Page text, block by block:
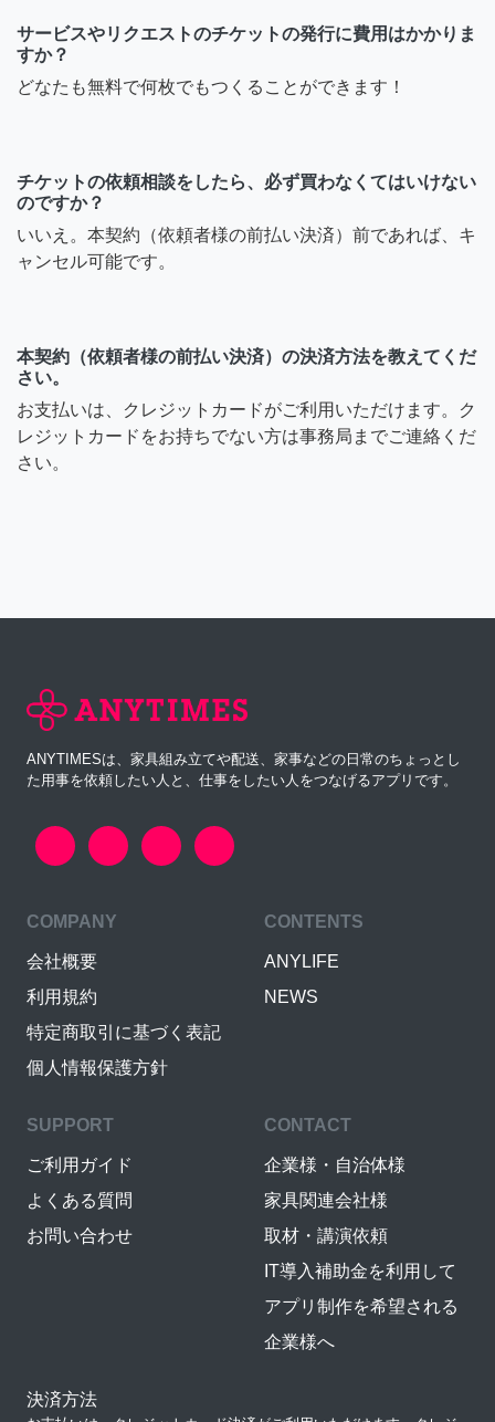
サービスやリクエストのチケットの発行に費用はかかりま
すか？
どなたも無料で何枚でもつくることができます！
チケットの依頼相談をしたら、必ず買わなくてはいけない
のですか？
いいえ。本契約（依頼者様の前払い決済）前であれば、キ
ャンセル可能です。
本契約（依頼者様の前払い決済）の決済方法を教えてくだ
さい。
お支払いは、クレジットカードがご利用いただけます。ク
レジットカードをお持ちでない方は事務局までご連絡くだ
さい。
ANYTIMESは、家具組み立てや配送、家事などの日常のちょっとし
た用事を依頼したい人と、仕事をしたい人をつなげるアプリです。
COMPANY
会社概要
利用規約
特定商取引に基づく表記
個人情報保護方針
CONTENTS
ANYLIFE
NEWS
SUPPORT
ご利用ガイド
よくある質問
お問い合わせ
CONTACT
企業様・自治体様
家具関連会社様
取材・講演依頼
IT導入補助金を利用して
アプリ制作を希望される
企業様へ
決済方法